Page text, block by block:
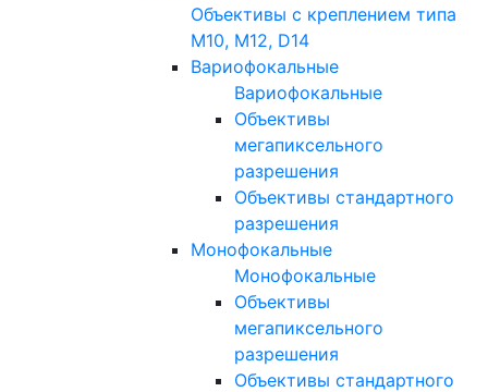
Объективы с креплением типа
M10, M12, D14
Вариофокальные
Вариофокальные
Объективы
мегапиксельного
разрешения
Объективы стандартного
разрешения
Монофокальные
Монофокальные
Объективы
мегапиксельного
разрешения
Объективы стандартного